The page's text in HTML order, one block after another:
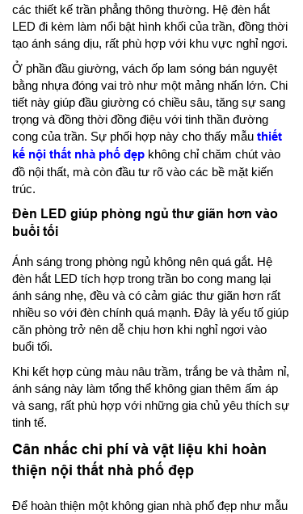
các thiết kế trần phẳng thông thường. Hệ đèn hắt
LED đi kèm làm nổi bật hình khối của trần, đồng thời
tạo ánh sáng dịu, rất phù hợp với khu vực nghỉ ngơi.
Ở phần đầu giường, vách ốp lam sóng bán nguyệt
bằng nhựa đóng vai trò như một mảng nhấn lớn. Chi
tiết này giúp đầu giường có chiều sâu, tăng sự sang
trọng và đồng thời đồng điệu với tinh thần đường
cong của trần. Sự phối hợp này cho thấy mẫu thiết
kế nội thất nhà phố đẹp không chỉ chăm chút vào
đồ nội thất, mà còn đầu tư rõ vào các bề mặt kiến
trúc.
Đèn LED giúp phòng ngủ thư giãn hơn vào
buổi tối
Ánh sáng trong phòng ngủ không nên quá gắt. Hệ
đèn hắt LED tích hợp trong trần bo cong mang lại
ánh sáng nhẹ, đều và có cảm giác thư giãn hơn rất
nhiều so với đèn chính quá mạnh. Đây là yếu tố giúp
căn phòng trở nên dễ chịu hơn khi nghỉ ngơi vào
buổi tối.
Khi kết hợp cùng màu nâu trầm, trắng be và thảm nỉ,
ánh sáng này làm tổng thể không gian thêm ấm áp
và sang, rất phù hợp với những gia chủ yêu thích sự
tinh tế.
Cân nhắc chi phí và vật liệu khi hoàn
thiện nội thất nhà phố đẹp
Để hoàn thiện một không gian nhà phố đẹp như mẫu